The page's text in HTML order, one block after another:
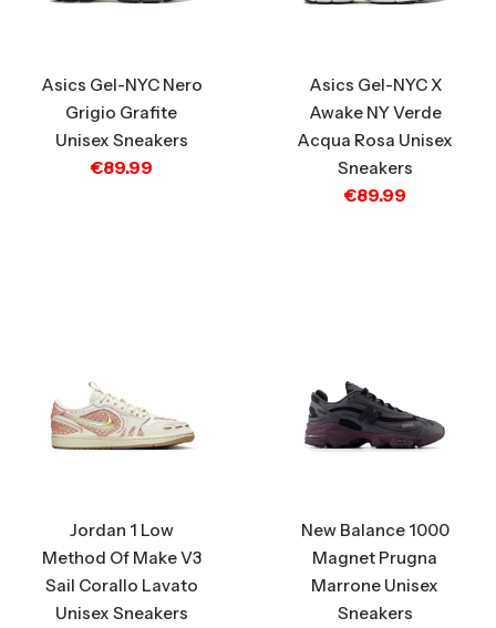
Asics Gel-NYC Nero
Grigio Grafite
Unisex Sneakers
€89.99
Asics Gel-NYC X
Awake NY Verde
Acqua Rosa Unisex
Sneakers
€89.99
Jordan 1 Low
Method Of Make V3
Sail Corallo Lavato
Unisex Sneakers
New Balance 1000
Magnet Prugna
Marrone Unisex
Sneakers